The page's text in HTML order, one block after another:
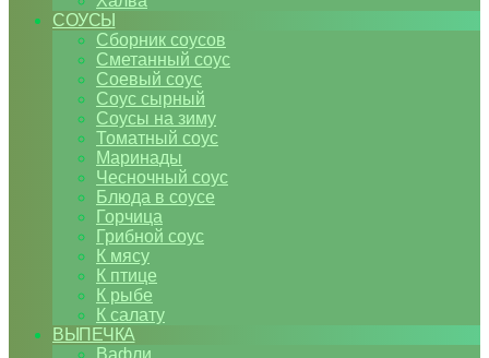
СОУСЫ
Сборник соусов
Сметанный соус
Соевый соус
Соус сырный
Соусы на зиму
Томатный соус
Маринады
Чесночный соус
Блюда в соусе
Горчица
Грибной соус
К мясу
К птице
К рыбе
К салату
ВЫПЕЧКА
Вафли